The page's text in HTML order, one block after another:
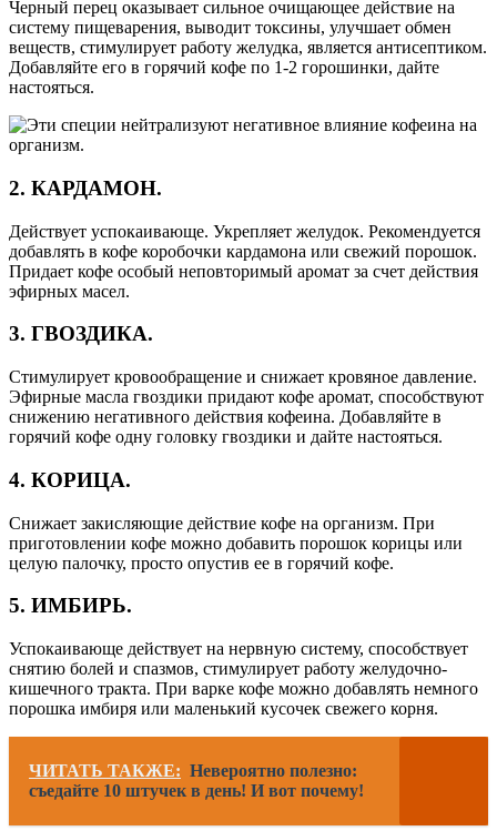
Черный перец оказывает сильное очищающее действие на
систему пищеварения, выводит токсины, улучшает обмен
веществ, стимулирует работу желудка, является антисептиком.
Добавляйте его в горячий кофе по 1-2 горошинки, дайте
настояться.
2. КАРДАМОН.
Действует успокаивающе. Укрепляет желудок. Рекомендуется
добавлять в кофе коробочки кардамона или свежий порошок.
Придает кофе особый неповторимый аромат за счет действия
эфирных масел.
3. ГВОЗДИКА.
Стимулирует кровообращение и снижает кровяное давление.
Эфирные масла гвоздики придают кофе аромат, способствуют
снижению негативного действия кофеина. Добавляйте в
горячий кофе одну головку гвоздики и дайте настояться.
4. КОРИЦА.
Снижает закисляющие действие кофе на организм. При
приготовлении кофе можно добавить порошок корицы или
целую палочку, просто опустив ее в горячий кофе.
5. ИМБИРЬ.
Успокаивающе действует на нервную систему, способствует
снятию болей и спазмов, стимулирует работу желудочно-
кишечного тракта. При варке кофе можно добавлять немного
порошка имбиря или маленький кусочек свежего корня.
ЧИТАТЬ ТАКЖЕ: Невероятно полезно:
съедайте 10 штучек в день! И вот почему!